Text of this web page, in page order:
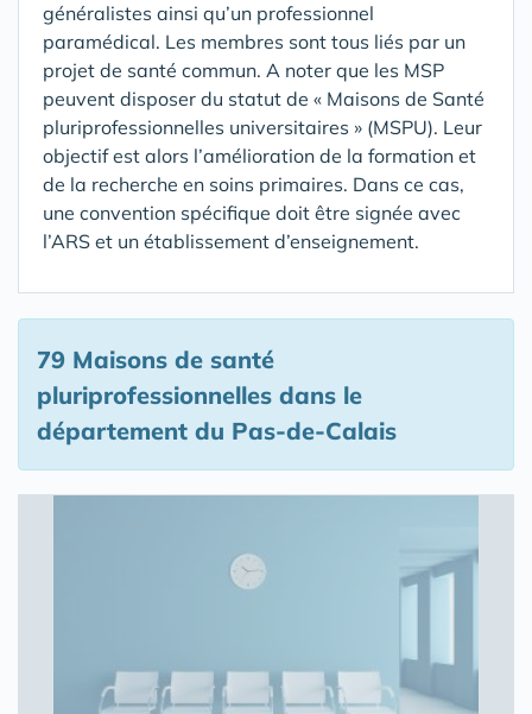
généralistes ainsi qu’un professionnel
paramédical. Les membres sont tous liés par un
projet de santé commun. A noter que les MSP
peuvent disposer du statut de « Maisons de Santé
pluriprofessionnelles universitaires » (MSPU). Leur
objectif est alors l’amélioration de la formation et
de la recherche en soins primaires. Dans ce cas,
une convention spécifique doit être signée avec
l’ARS et un établissement d’enseignement.
79 Maisons de santé
pluriprofessionnelles dans le
département du Pas-de-Calais